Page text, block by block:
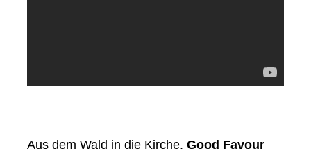
Aus dem Wald in die Kirche. Good Favour